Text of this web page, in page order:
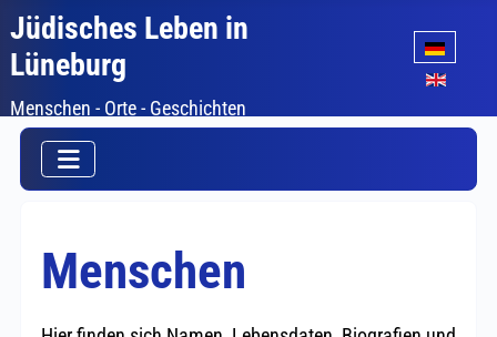
Jüdisches Leben in
Lüneburg
Menschen - Orte - Geschichten
Sprache